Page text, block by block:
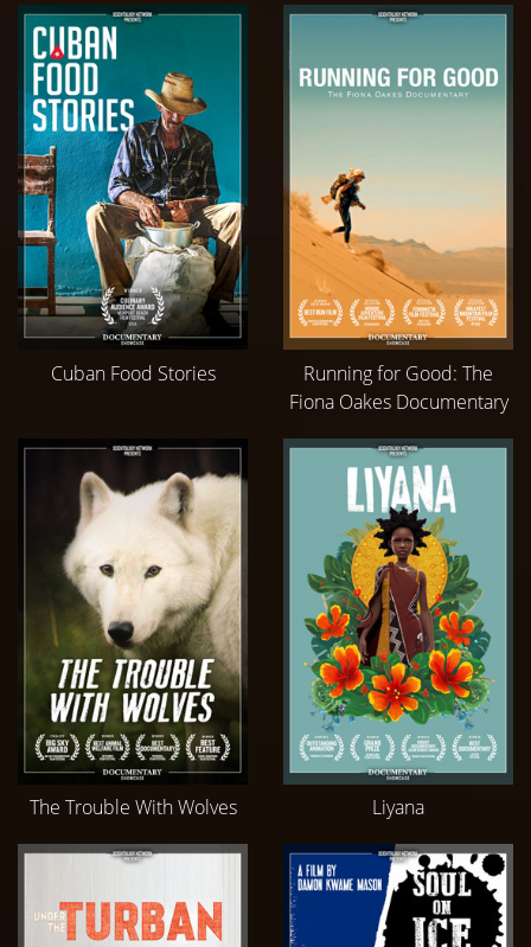
Cuban Food Stories
Running for Good: The
Fiona Oakes Documentary
The Trouble With Wolves Liyana